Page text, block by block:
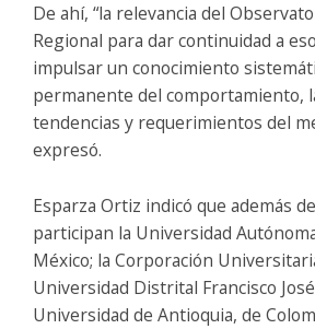
De ahí, “la relevancia del
Regional para dar continuidad a
impulsar un conocimiento
permanente del comportamiento,
tendencias y requerimientos del
expresó.
Esparza Ortiz indicó que además
participan la Universidad
México; la Corporación
Universidad Distrital Francisco
Universidad de Antioquia, de